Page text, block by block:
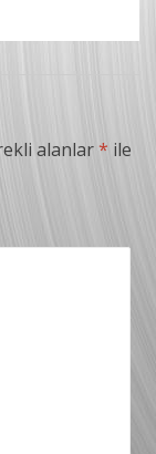
alanlar* ile